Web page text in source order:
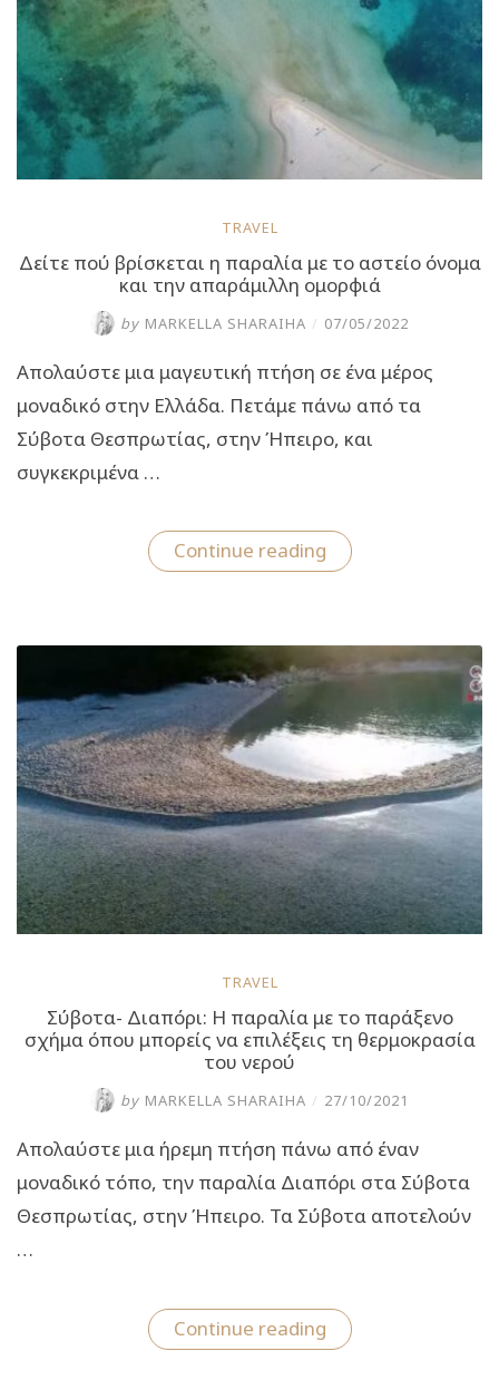
TRAVEL
Δείτε πού βρίσκεται η παραλία με το αστείο όνομα
και την απαράμιλλη ομορφιά
by MARKELLA SHARAIHA / 07/05/2022
Απολαύστε μια μαγευτική πτήση σε ένα μέρος
μοναδικό στην Ελλάδα. Πετάμε πάνω από τα
Σύβοτα Θεσπρωτίας, στην Ήπειρο, και
συγκεκριμένα …
Continue reading“Δείτε
πού
με
αστείο
και
την
απαράμιλλη
ομορφιά”
TRAVEL
Σύβοτα- Διαπόρι: Η παραλία με το παράξενο
σχήμα όπου μπορείς να επιλέξεις τη θερμοκρασία
του νερού
by MARKELLA SHARAIHA / 27/10/2021
Απολαύστε μια ήρεμη πτήση πάνω από έναν
μοναδικό τόπο, την παραλία Διαπόρι στα Σύβοτα
Θεσπρωτίας, στην Ήπειρο. Τα Σύβοτα αποτελούν
…
Continue reading“Σύβοτα-
Διαπόρι: